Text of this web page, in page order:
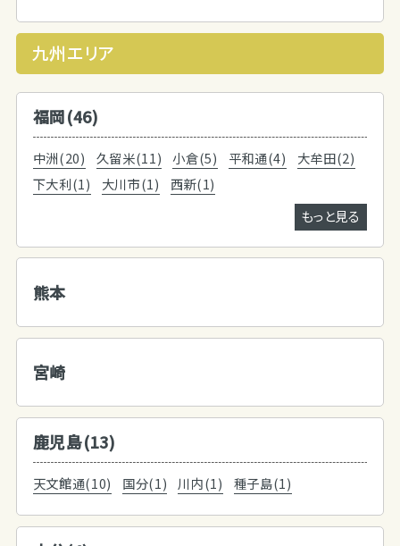
九州エリア
福岡(46)
中洲(20) 久留米(11) 小倉(5) 平和通(4)
大牟田(2)
下大利(1)
大川市(1)
西新(1)
もっと見る
熊本
宮崎
鹿児島(13)
天文館通(10) 国分(1) 川内(1) 種子島(1)